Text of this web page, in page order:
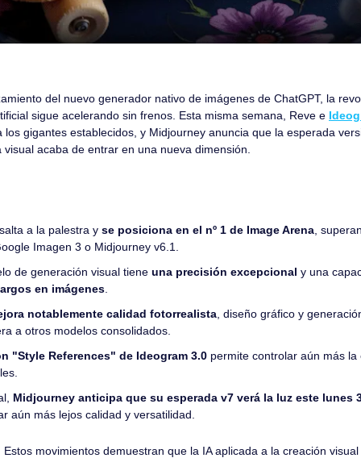
del nuevo generador nativo de imágenes de ChatGPT, la
sigue acelerando sin frenos. Esta misma semana, Reve e
gigantes establecidos, y Midjourney anuncia que la esperada
acaba de entrar en una nueva dimensión.
a la palestra y se posiciona en el nº 1 de Image Arena ,
Imagen 3 o Midjourney v6.1.
de generación visual tiene una precisión excepcional y una
en imágenes
notablemente calidad fotorrealista , diseño gráfico y
a otros modelos consolidados.
"Style References" de Ideogram 3.0 permite controlar aún más
Midjourney anticipa que su esperada v7 verá la luz este lunes
aún más lejos calidad y versatilidad.
Estos movimientos demuestran que la IA aplicada a la creación